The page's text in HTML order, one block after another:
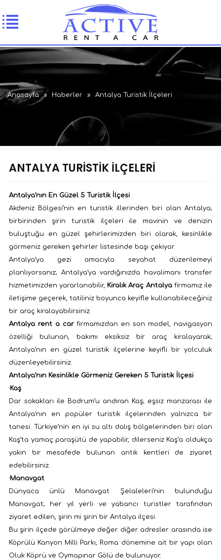
Anasayfa » Haberler » Antalya Turistik İlçeleri
ANTALYA TURISTIK İLÇELERI
Antalya’nın En Güzel 5 Turistik İlçesi
Akdeniz Bölgesi’nin en turistik illerinden biri olan Antalya;
birbirinden şirin turistik ilçeleri ile mavinin ve denizin
buluştuğu en güzel şehirlerimizden biri olarak, kesinlikle
görmeniz gereken şehirler listesinde başı çekiyor.
Antalya’ya gezi amacıyla seyahat düzenlemeyi
planlıyorsanız; Antalya’ya vardığınızda havalimanı transfer
hizmetimizden yararlanabilir, Kiralık Araç Antalyafirmamız ile
iletişime geçerek, tatiliniz boyunca keyifle kullanabileceğiniz
bir araç kiralayabilirsiniz.
Antalya rent a carfirmamızdan en son model, navigasyon
özelliği bulunan, bakımı eksiksiz bir araç kiralayarak;
Antalya’nın en güzel turistik ilçelerine keyifli bir yolculuk
düzenleyebilirsiniz.
Antalya’nın Kesinlikle Görmeniz Gereken 5 Turistik İlçesi
·Kaş
Dar sokakları ile Bodrum’u andıran Kaş; eşsiz manzarası ile
Antalya’nın en popüler turistik ilçelerinden yalnızca bir
tanesi. Türkiye’nin en iyi su altı dalış bölgelerinden biri olan
Kaş’ta yamaç paraşütü de yapabilir, dilerseniz Kaş’a oldukça
yakın bir mesafede bulunan antik kentleri de ziyaret
edebilirsiniz.
·Manavgat
Dünyaca ünlü Manavgat Şelaleleri’nin bulunduğu
Manavgat; her yıl yerli ve yabancı turistler tarafından
ziyaret edilen, şirin mi şirin bir Antalya ilçesi.
Bu şirin ilçede görülmeye değer diğer adresler arasında ise
Köprülü Kanyon Milli Parkı, Roma dönemine ait bir yapı olan
Oluk Köprü ve Oymapınar Gölü de bulunuyor.